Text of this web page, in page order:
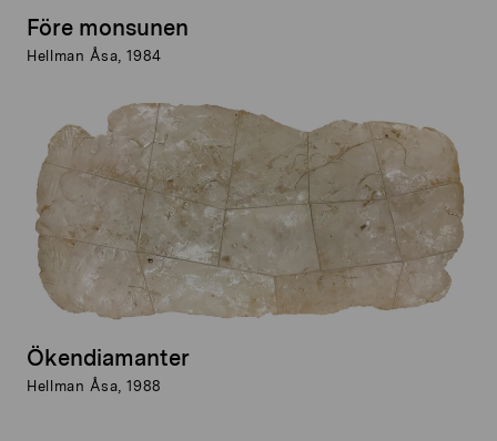
Före monsunen
Hellman Åsa, 1984
Ökendiamanter
Hellman Åsa, 1988